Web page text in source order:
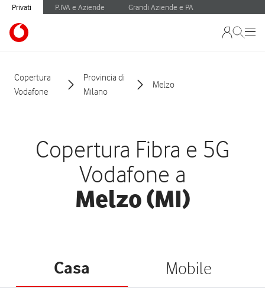
Privati P.IVA e Aziende Grandi Aziende e PA
Copertura
Vodafone
Provincia di
Milano
Melzo
Copertura Fibra e 5G
Vodafone a
Melzo (MI)
Casa Mobile